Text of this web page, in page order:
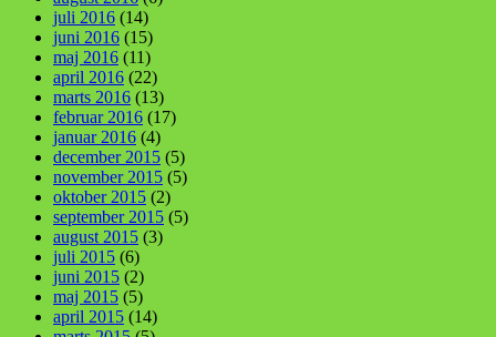
juli 2016 (14)
juni 2016 (15)
maj 2016 (11)
april 2016 (22)
marts 2016 (13)
februar 2016 (17)
januar 2016 (4)
december 2015 (5)
november 2015 (5)
oktober 2015 (2)
september 2015 (5)
august 2015 (3)
juli 2015 (6)
juni 2015 (2)
maj 2015 (5)
april 2015 (14)